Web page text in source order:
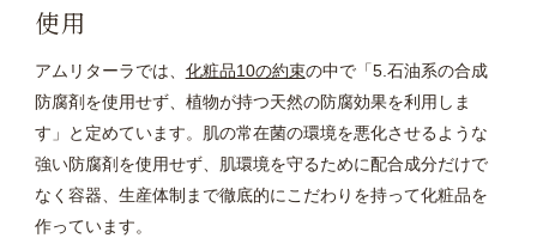
使用
アムリターラでは、 化粧品10の約束の中で「5.石油系の合成
防腐剤を使用せず、植物が持つ天然の防腐効果を利用しま
す」と定めています。肌の常在菌の環境を悪化させるような
強い防腐剤を使用せず、肌環境を守るために配合成分だけで
なく容器、生産体制まで徹底的にこだわりを持って化粧品を
作っています。